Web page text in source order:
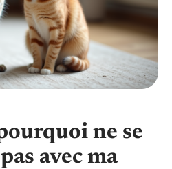
ne se
avec ma